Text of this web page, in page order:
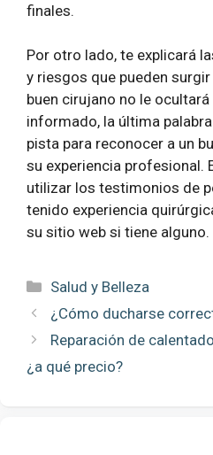
finales.
Por otro lado, te explicará
y riesgos que pueden
buen cirujano no le
informado, la última
pista para reconocer a un
su experiencia profesional.
utilizar los testimonios de
tenido experiencia
su sitio web si tiene alguno.
Categorías
Salud y Belleza
¿Cómo ducharse
Reparación de
¿a qué precio?